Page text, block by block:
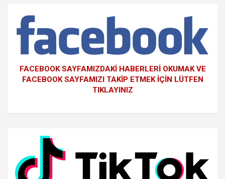
FACEBOOK SAYFAMIZDAKİ HABERLERİ OKUMAK VE
FACEBOOK SAYFAMIZI TAKİP ETMEK İÇİN LÜTFEN
TIKLAYINIZ